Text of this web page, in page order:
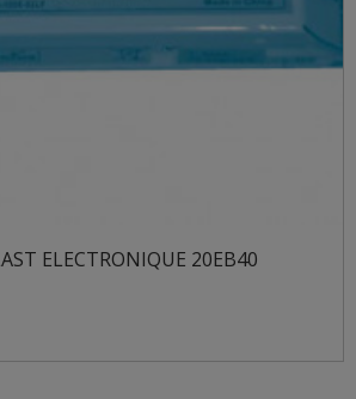
ELECTRONIQUE 20EB40